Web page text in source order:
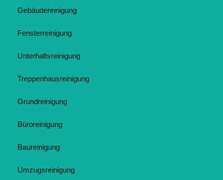
Gebäudereinigung
Fensterreinigung
Unterhaltsreinigung
Treppenhausreinigung
Grundreinigung
Büroreinigung
Baureinigung
Umzugsreinigung